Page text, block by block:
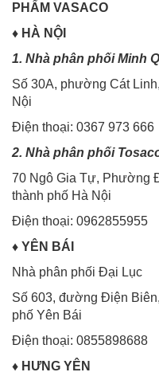
PHẨM VASACO
♦ HÀ NỘI
1. Nhà phân phối Minh
Số 30A, phường Cát
Nội
Điện thoại: 0367 973 666
2. Nhà phân phối
70 Ngô Gia Tự, Phường
thành phố Hà Nội
Điện thoại: 0962855955
♦ YÊN BÁI
Nhà phân phối Đại Lục
Số 603, đường Điện
phố Yên Bái
Điện thoại: 0855898688
♦ HƯNG YÊN